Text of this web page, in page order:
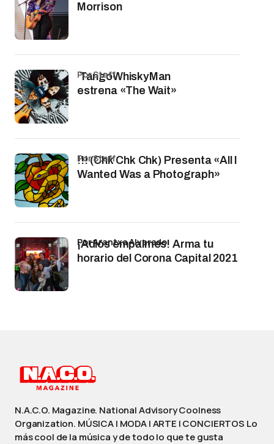
Morrison
TangoWhiskyMan
estrena «The Wait»
por Staff
!!! (Chk Chk Chk) Presenta «All I
Wanted Was a Photograph»
por Staff
¡Adiós empalmes! Arma tu
horario del Corona Capital 2021
por Arantxa Alvarado
N.A.C.O. Magazine. National Advisory Coolness
Organization. MÚSICA | MODA | ARTE | CONCIERTOS Lo
más cool de la música y de todo lo que te gusta